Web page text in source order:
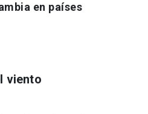
en países
viento